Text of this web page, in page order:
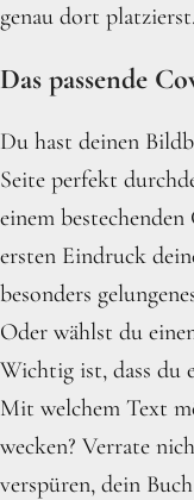
genau dort platzierst.
Das passende
Du hast deinen
Seite perfekt
einem
ersten Eindruck
besonders
Oder wählst du
Wichtig ist, dass du
Mit welchem Text
wecken? Verrate
verspüren, dein